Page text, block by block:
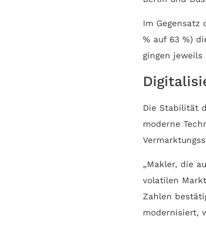
Im Gegensatz
% auf 63 %)
gingen
Die Stabilität
moderne
„Makler, die
volatilen
Zahlen
modernisiert,